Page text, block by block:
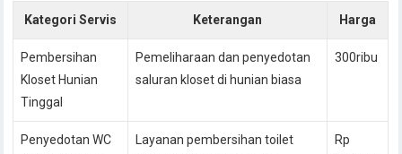
Kategori Servis Keterangan Harga
Pembersihan
Kloset Hunian
Tinggal
Pemeliharaan dan penyedotan
saluran kloset di hunian biasa
300ribu
Penyedotan WC
Layanan pembersihan toilet
Rp